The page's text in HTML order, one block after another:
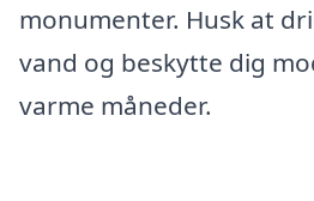
monumenter. Husk at
vand og beskytte dig
varme måneder.